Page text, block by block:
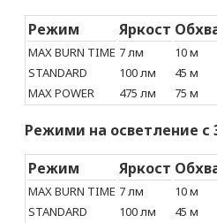
Режим
Яркост
MAX BURN TIME 7 лм 10 м
STANDARD
100 лм 45 м
MAX POWER
475 лм 75 м
Режими на осветление с
Режим
Яркост
MAX BURN TIME 7 лм 10 м
STANDARD
100 лм 45 м